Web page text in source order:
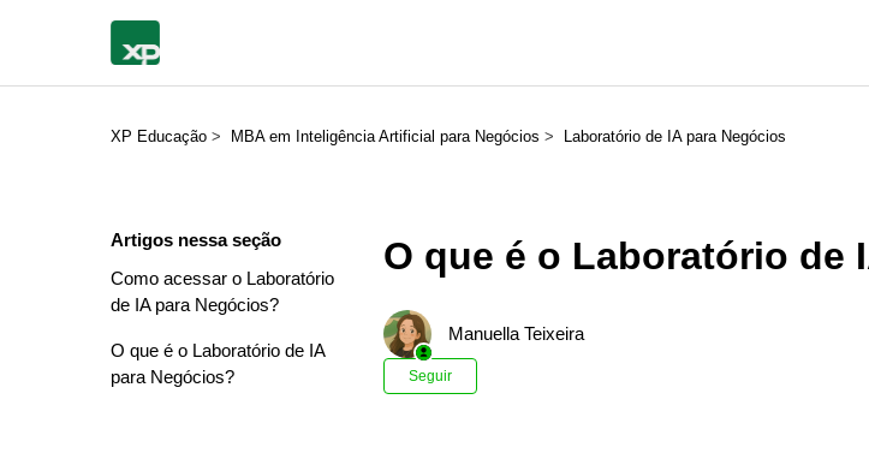
XP Educação MBA em Inteligência Artificial para Negócios Laboratório de IA para Negócios
Artigos nessa seção
Como acessar o Laboratório
de IA para Negócios?
O que é o Laboratório de IA
para Negócios?
O que é o Laboratório de
Manuella Teixeira
Seguir